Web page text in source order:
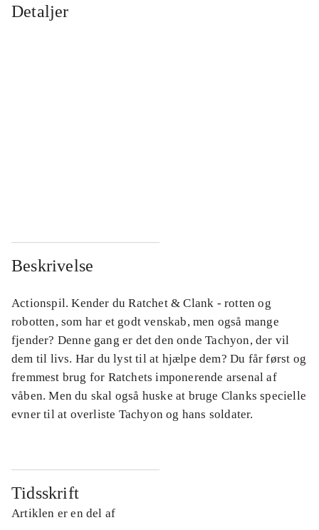
Detaljer
Beskrivelse
Actionspil. Kender du Ratchet & Clank - rotten og
robotten, som har et godt venskab, men også mange
fjender? Denne gang er det den onde Tachyon, der vil
dem til livs. Har du lyst til at hjælpe dem? Du får først og
fremmest brug for Ratchets imponerende arsenal af
våben. Men du skal også huske at bruge Clanks specielle
evner til at overliste Tachyon og hans soldater.
Tidsskrift
Artiklen er en del af